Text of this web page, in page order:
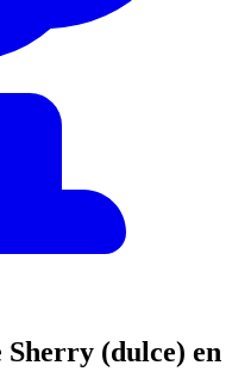
Sherry (dulce) en